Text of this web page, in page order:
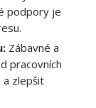
podpory je
Zábavné a
pracovních
zlepšit